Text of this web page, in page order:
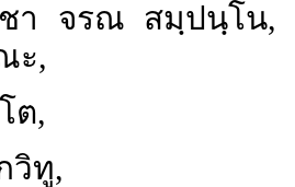
า จรณ สมฺปนฺโน,
ะ,
ต,
กวิทู, เป็นผู้